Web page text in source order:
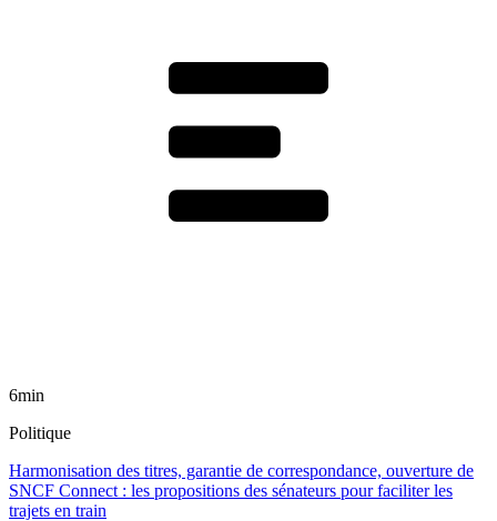
6min
Politique
Harmonisation des titres, garantie de correspondance, ouverture de
SNCF Connect : les propositions des sénateurs pour faciliter les
trajets en train